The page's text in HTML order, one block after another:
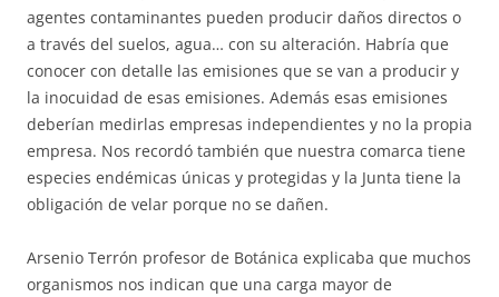
agentes contaminantes pueden producir daños directos o
a través del suelos, agua… con su alteración. Habría que
conocer con detalle las emisiones que se van a producir y
la inocuidad de esas emisiones. Además esas emisiones
deberían medirlas empresas independientes y no la propia
empresa. Nos recordó también que nuestra comarca tiene
especies endémicas únicas y protegidas y la Junta tiene la
obligación de velar porque no se dañen.
Arsenio Terrón profesor de Botánica explicaba que muchos
organismos nos indican que una carga mayor de